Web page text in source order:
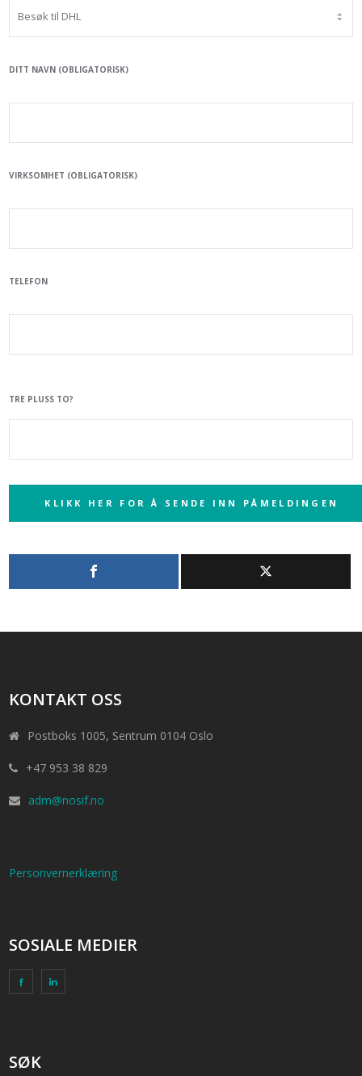
DITT NAVN (OBLIGATORISK)
VIRKSOMHET (OBLIGATORISK)
TELEFON
TRE PLUSS TO?
KONTAKT OSS
Postboks 1005, Sentrum 0104 Oslo
+47 953 38 829
adm@nosif.no
Personvernerklæring
SOSIALE MEDIER
SØK